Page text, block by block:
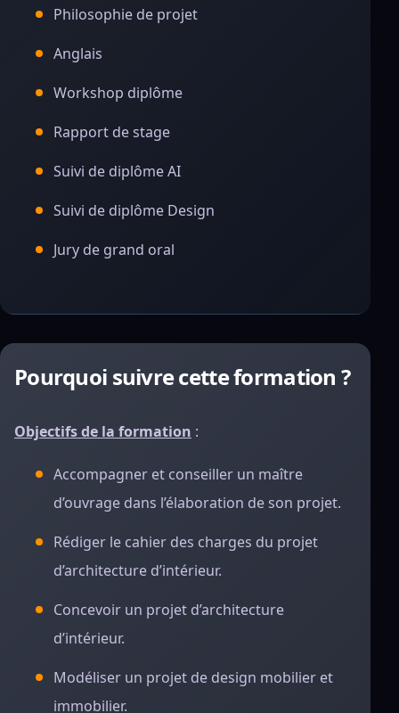
Philosophie de projet
Anglais
Workshop diplôme
Rapport de stage
Suivi de diplôme AI
Suivi de diplôme Design
Jury de grand oral
Pourquoi suivre cette formation ?
Objectifs de la formation :
Accompagner et conseiller un maître
d’ouvrage dans l’élaboration de son projet.
Rédiger le cahier des charges du projet
d’architecture d’intérieur.
Concevoir un projet d’architecture
d’intérieur.
Modéliser un projet de design mobilier et
immobilier.